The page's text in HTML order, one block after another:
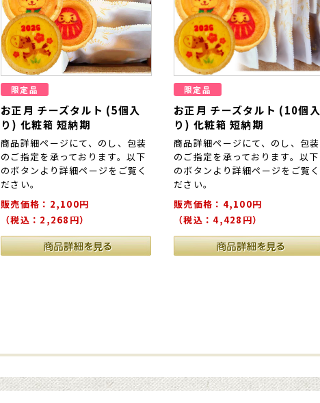
限定品
お正月 チーズタルト (5個入
り) 化粧箱 短納期
商品詳細ページにて、のし、包装
のご指定を承っております。以下
のボタンより詳細ページをご覧く
ださい。
販売価格：2,100円
（税込：2,268円）
限定品
お正月 チーズタルト (10個入
り) 化粧箱 短納期
商品詳細ページにて、のし、包装
のご指定を承っております。以下
のボタンより詳細ページをご覧く
ださい。
販売価格：4,100円
（税込：4,428円）